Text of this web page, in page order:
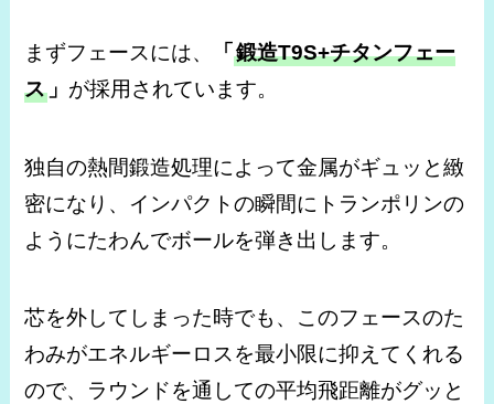
まずフェースには、 「鍛造T9S+チタンフェー
ス 」 が採用されています。
独自の熱間鍛造処理によって金属がギュッと緻
密になり、インパクトの瞬間にトランポリンの
ようにたわんでボールを弾き出します。
芯を外してしまった時でも、このフェースのた
わみがエネルギーロスを最小限に抑えてくれる
ので、ラウンドを通しての平均飛距離がグッと